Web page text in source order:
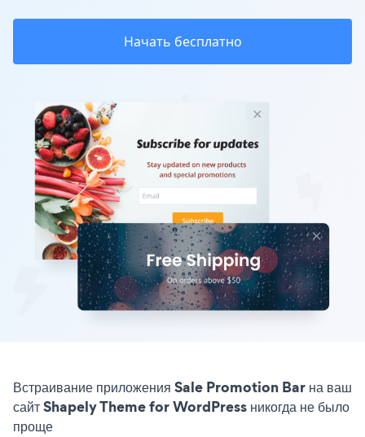
Начать бесплатно
Встраивание приложения Sale Promotion Bar на ваш
сайт Shapely Theme for WordPress никогда не было
проще